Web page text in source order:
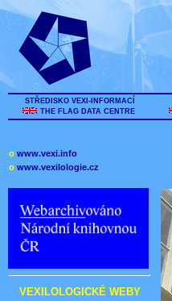
STŘEDISKO VEXI-INFORMACÍ
THE FLAG DATA CENTRE
o www.vexi.info
o www.vexilologie.cz
VEXILOLOGICKÉ WEBY